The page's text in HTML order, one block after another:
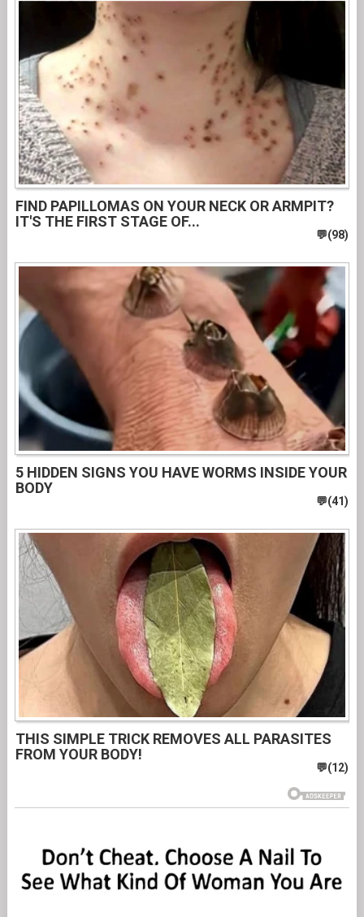
FIND PAPILLOMAS ON YOUR NECK OR ARMPIT?
IT'S THE FIRST STAGE OF...
5 HIDDEN SIGNS YOU HAVE WORMS INSIDE YOUR
BODY
THIS SIMPLE TRICK REMOVES ALL PARASITES
FROM YOUR BODY!